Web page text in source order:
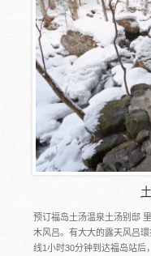
预订福岛土汤温泉土汤别邸
木风吕。有大大的露天风吕
线1小时30分钟到达福岛站后